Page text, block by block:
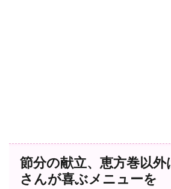
節分の献立、恵方巻以
さんが喜ぶメニューを